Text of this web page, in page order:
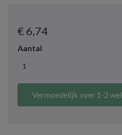
€ 6,74
Aantal
Vermoedelijk over 1-2